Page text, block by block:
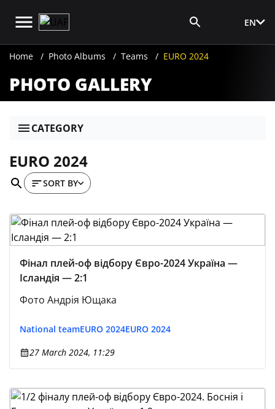
EN
Home Photo Albums Teams EURO 2024
PHOTO GALLERY
CATEGORY
EURO 2024
SORT BY
Фінал плей-оф відбору Євро-2024 Україна —
Ісландія — 2:1
Фото Андрія Ющака
National teamEURO 2024EURO 2024
27 March 2024, 11:29